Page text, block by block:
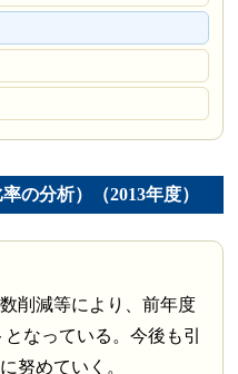
の分析）（2013年度）
削減等により、前年度
なっている。今後も引
努めていく。